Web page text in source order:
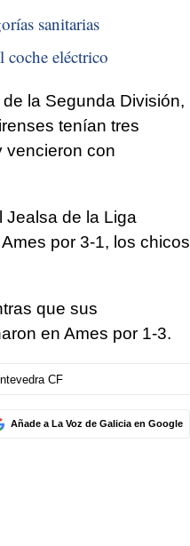
sanitarias
coche eléctrico
la Segunda División,
tenían tres
vencieron con
Jealsa de la Liga
por 3-1, los chicos
que sus
en Ames por 1-3.
CF
Añade a La Voz de Galicia en Google